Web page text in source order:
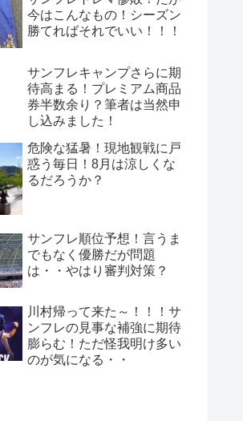
今はこんなもの！シーズン
勝てればそれでいい！！！
サンフレキャンプさらに期
待高まる！プレミアム商品
券半数余り？筆者は当然申
し込みました！
危険な猛暑！現地観戦に戸
惑う毎日！8月は涼しくな
るだろうか？
サンフレ順位予想！言うま
でもなく優勝だが問題
は・・やはり審判対策？
川村帰って来た～！！！サ
ンフレの見事な補強に期待
膨らむ！ただ怪我明け多い
のが気になる・・